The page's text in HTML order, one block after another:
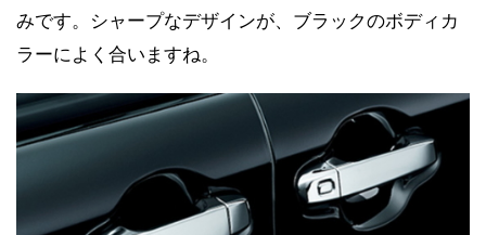
みです。シャープなデザインが、ブラックのボディカ
ラーによく合いますね。